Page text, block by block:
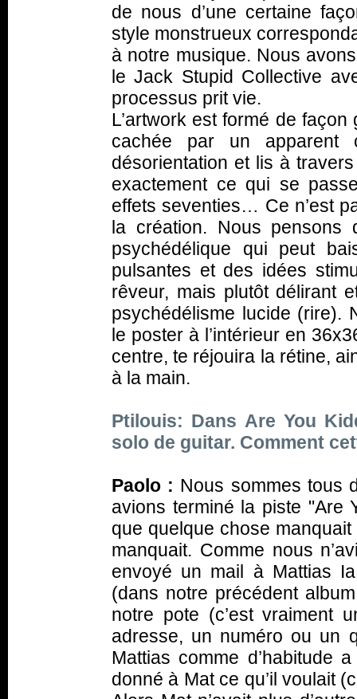
de nous d’une certaine
style monstrueux
à notre musique. Nous
le Jack Stupid Collective
processus prit vie.
L’artwork est formé de
cachée par un
désorientation et lis à
exactement ce qui se
effets seventies… Ce n’est
la création. Nous
psychédélique qui peut
pulsantes et des idées
rêveur, mais plutôt délirant
psychédélisme lucide (rire).
le poster à l’intérieur en
centre, te réjouira la rétine,
à la main.
Ptilouis: Dans Are You
solo de guitar. Comment
Paolo : Nous sommes tous
avions terminé la piste "Are
que quelque chose
manquait. Comme nous
envoyé un mail à Mattias
(dans notre précédent
notre pote (c’est vraiment
adresse, un numéro ou un
Mattias comme d’habitude
donné à Mat ce qu’il voulait